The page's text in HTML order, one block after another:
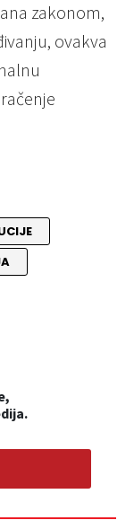
zakonom,
ovakva